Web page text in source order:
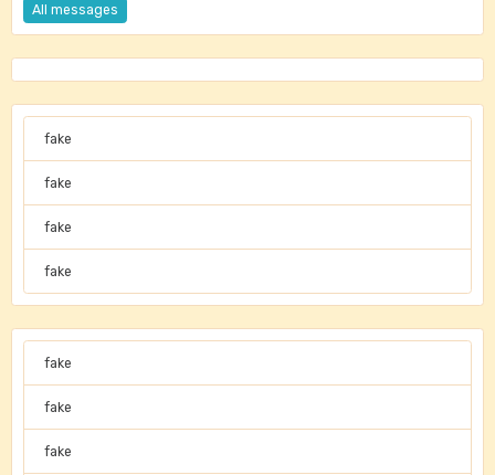
All messages
fake
fake
fake
fake
fake
fake
fake